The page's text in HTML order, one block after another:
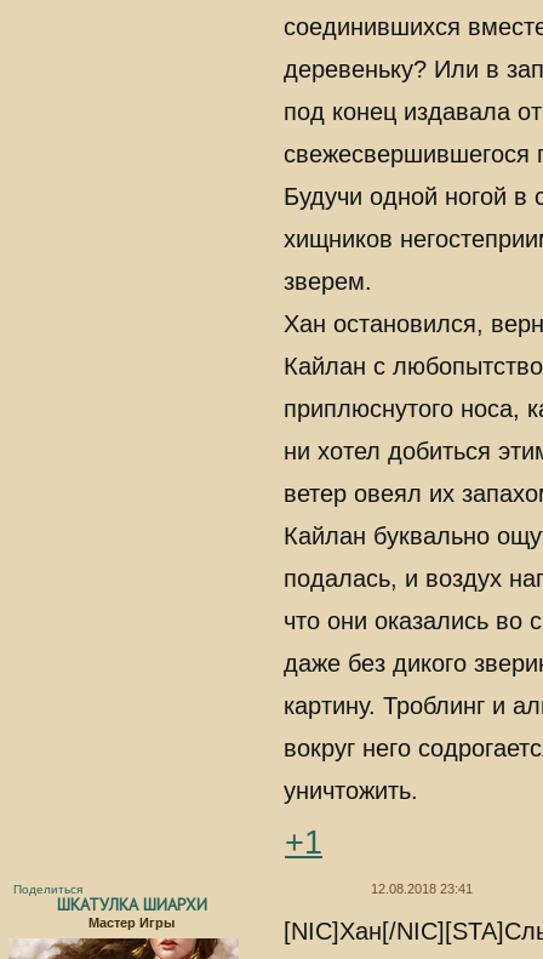
соединившихся
деревеньку? Или в
под конец издавала
свежесвершившегося
Будучи одной ногой в
хищников
зверем.
Хан остановился,
Кайлан с
приплюснутого носа,
ни хотел добиться
ветер овеял их
Кайлан буквально
подалась, и воздух
что они оказались
даже без дикого
картину. Троблинг и
вокруг него
уничтожить.
+1
Поделиться 12.08.2018 23:41
ШКАТУЛКА ШИАРХИ
Мастер Игры
[NIC]Хан[/